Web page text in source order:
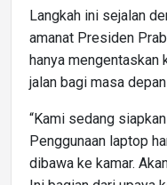
Langkah ini sejalan
amanat Presiden
hanya mengentaskan
jalan bagi masa
“Kami sedang
Penggunaan laptop
dibawa ke kamar.